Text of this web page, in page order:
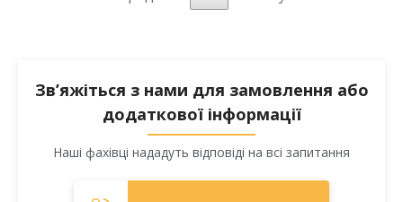
Зв’яжіться з нами для замовлення або
додаткової інформації
Наші фахівці нададуть відповіді на всі запитання